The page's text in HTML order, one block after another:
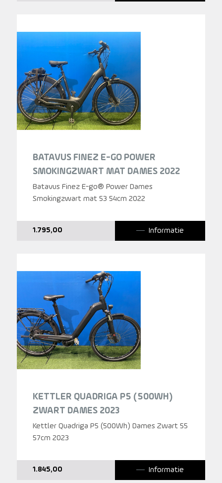
BATAVUS FINEZ E-GO POWER
SMOKINGZWART MAT DAMES 2022
Batavus Finez E-go® Power Dames
Smokingzwart mat 53 54cm 2022
1.795,00 Informatie
KETTLER QUADRIGA P5 (500WH)
ZWART DAMES 2023
Kettler Quadriga P5 (500Wh) Dames Zwart 55
57cm 2023
1.845,00 Informatie